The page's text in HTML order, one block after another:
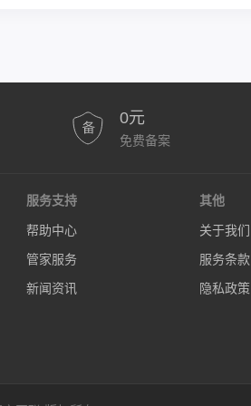
0元
免费备案
服务支持
帮助中心
管家服务
新闻资讯
其他
关于我们
服务条款
隐私政策